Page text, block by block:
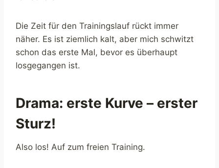
Die Zeit für den Trainingslauf rückt immer
näher. Es ist ziemlich kalt, aber mich schwitzt
schon das erste Mal, bevor es überhaupt
losgegangen ist.
Drama: erste Kurve – erster
Sturz!
Also los! Auf zum freien Training.